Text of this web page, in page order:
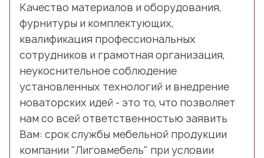
Качество материалов и оборудования,
фурнитуры и комплектующих,
квалификация профессиональных
сотрудников и грамотная организация,
неукоснительное соблюдение
установленных технологий и внедрение
новаторских идей - это то, что позволяет
нам со всей ответственностью заявить
Вам: срок службы мебельной продукции
компании "Лиговмебель" при условии